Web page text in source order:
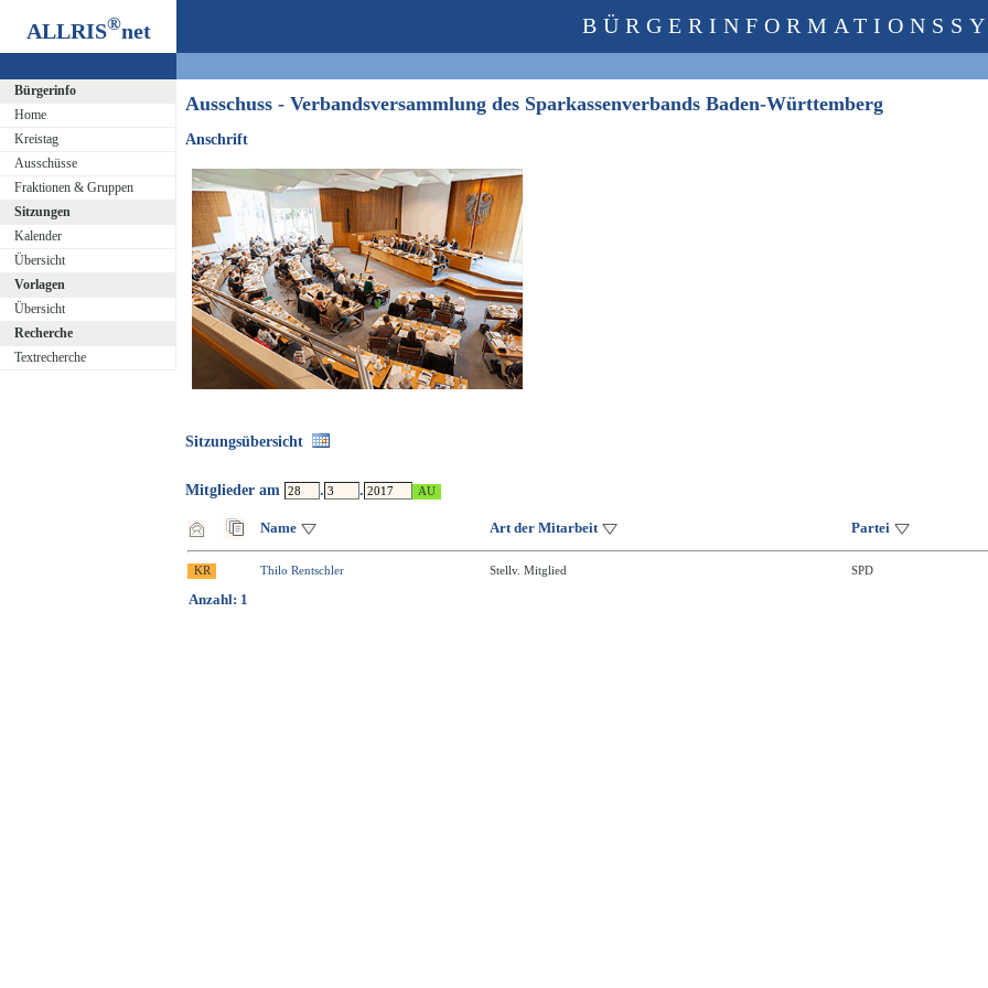
ALLRIS®net
Bürgerinfo
Home
Kreistag
Ausschüsse
Fraktionen & Gruppen
Sitzungen
Kalender
Übersicht
Vorlagen
Übersicht
Recherche
Textrecherche
Ausschuss - Verbandsversammlung des Sparkassenverbands Baden-Württemberg
Anschrift
Sitzungsübersicht
Mitglieder am . .
Name Art der Mitarbeit Partei
Thilo Rentschler Stellv. Mitglied SPD
Anzahl: 1